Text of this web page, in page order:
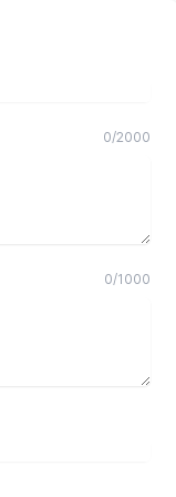
0/2000
0/1000